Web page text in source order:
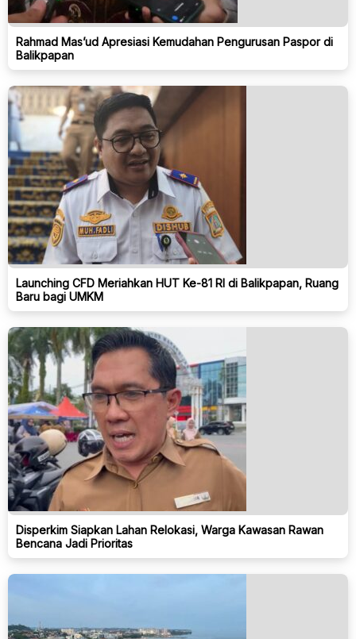
Rahmad Mas’ud Apresiasi Kemudahan Pengurusan Paspor di
Balikpapan
Launching CFD Meriahkan HUT Ke-81 RI di Balikpapan, Ruang
Baru bagi UMKM
Disperkim Siapkan Lahan Relokasi, Warga Kawasan Rawan
Bencana Jadi Prioritas